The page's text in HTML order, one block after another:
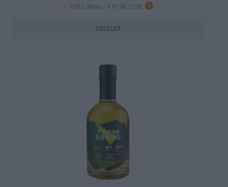
-
0,50 L Bottle - € 67,38 / LTR
Udsolgt